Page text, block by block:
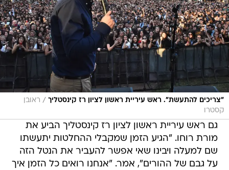
"צריכים להתעשת". ראש עיריית ראשון לציון רז קינסטליך / ראובן
קסטרו
גם ראש עיריית ראשון לציון רז קינסטליך הביע את
מורת רוחו. "הגיע הזמן שמקבלי ההחלטות יתעשתו
שם למעלה ויבינו שאי אפשר להעביר את הנטל הזה
על גבם של ההורים", אמר. "אנחנו רואים כל הזמן איך